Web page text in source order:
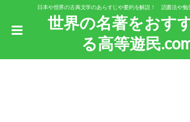
日本や世界の古典文学のあらすじや要約を解説！ 読書法や勉
世界の名著をおす
る高等遊民